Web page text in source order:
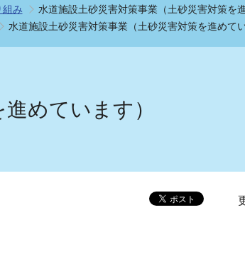
組み
水道施設土砂災害対策事業（土砂災害対策を
水道施設土砂災害対策事業（土砂災害対策を進めてい
めています）